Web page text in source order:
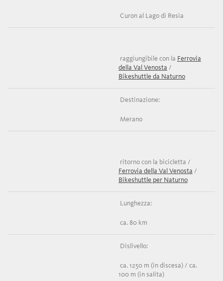
Curon al Lago di Resia
raggiungibile con la Ferrovia
della Val Venosta /
Bikeshuttle da Naturno
Destinazione:
Merano
ritorno con la bicicletta /
Ferrovia della Val Venosta /
Bikeshuttle per Naturno
Lunghezza:
ca. 80 km
Dislivello:
ca. 1250 m (in discesa) / ca.
100 m (in salita)